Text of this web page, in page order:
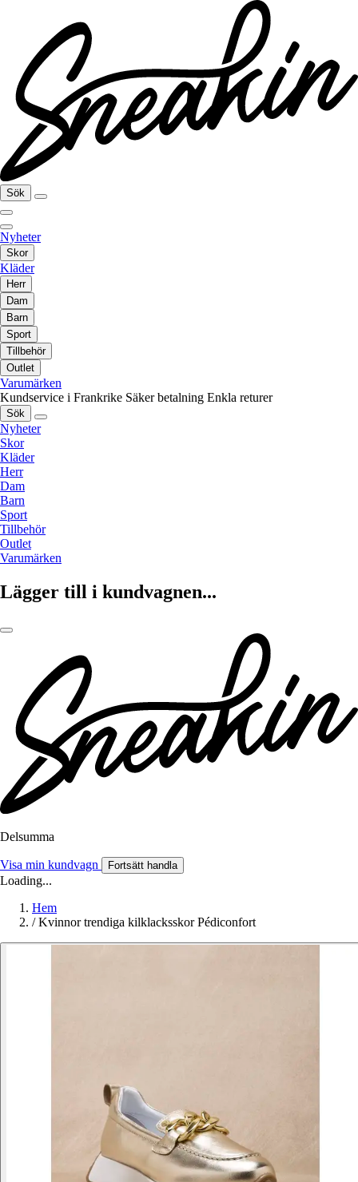
Sök
Nyheter
Skor
Kläder
Herr
Dam
Barn
Sport
Tillbehör
Outlet
Varumärken
Kundservice i Frankrike Säker betalning Enkla returer
Sök
Nyheter
Skor
Kläder
Herr
Dam
Barn
Sport
Tillbehör
Outlet
Varumärken
Lägger till i kundvagnen...
Delsumma
Visa min kundvagn Fortsätt handla
Loading...
Hem
/ Kvinnor trendiga kilklacksskor Pédiconfort